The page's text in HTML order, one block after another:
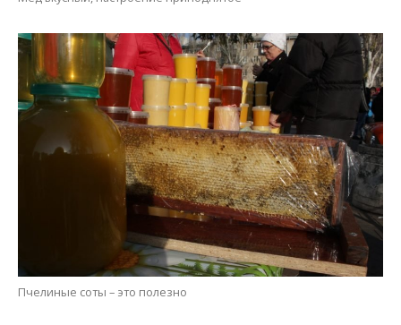
Пчелиные соты – это полезно